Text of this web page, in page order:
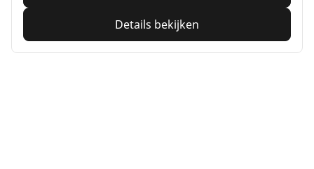
Details bekijken